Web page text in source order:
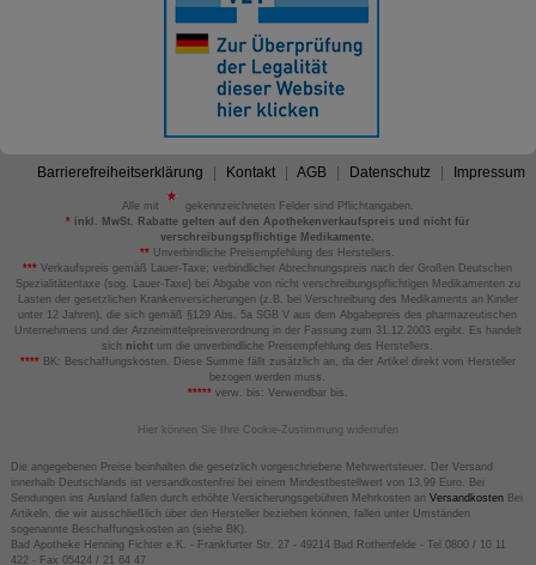
Barrierefreiheitserklärung Kontakt AGB Datenschutz Impressum
Alle mit
gekennzeichneten Felder sind Pflichtangaben.
*inkl. MwSt. Rabatte gelten auf den Apothekenverkaufspreis und nicht für
verschreibungspflichtige Medikamente.
** Unverbindliche Preisempfehlung des Herstellers.
*** Verkaufspreis gemäß Lauer-Taxe; verbindlicher Abrechnungspreis nach der Großen Deutschen
Spezialitätentaxe (sog. Lauer-Taxe) bei Abgabe von nicht verschreibungspflichtigen Medikamenten zu
Lasten der gesetzlichen Krankenversicherungen (z.B. bei Verschreibung des Medikaments an Kinder
unter 12 Jahren), die sich gemäß §129 Abs. 5a SGB V aus dem Abgabepreis des pharmazeutischen
Unternehmens und der Arzneimittelpreisverordnung in der Fassung zum 31.12.2003 ergibt. Es handelt
sich nicht um die unverbindliche Preisempfehlung des Herstellers.
****BK: Beschaffungskosten. Diese Summe fällt zusätzlich an, da der Artikel direkt vom Hersteller
bezogen werden muss.
*****verw. bis: Verwendbar bis.
Hier können Sie Ihre Cookie-Zustimmung widerrufen
Die angegebenen Preise beinhalten die gesetzlich vorgeschriebene Mehrwertsteuer. Der Versand
innerhalb Deutschlands ist versandkostenfrei bei einem Mindestbestellwert von 13,99 Euro. Bei
Sendungen ins Ausland fallen durch erhöhte Versicherungsgebühren Mehrkosten an VersandkostenBei
Artikeln, die wir ausschließlich über den Hersteller beziehen können, fallen unter Umständen
sogenannte Beschaffungskosten an (siehe BK).
Bad Apotheke Henning Fichter e.K. - Frankfurter Str. 27 - 49214 Bad Rothenfelde - Tel 0800 / 10 11
422 - Fax 05424 / 21 64 47